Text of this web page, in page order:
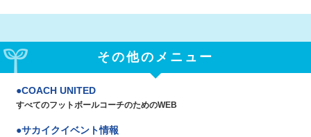
その他のメニュー
COACH UNITED
すべてのフットボールコーチのためのWEB
サカイクイベント情報